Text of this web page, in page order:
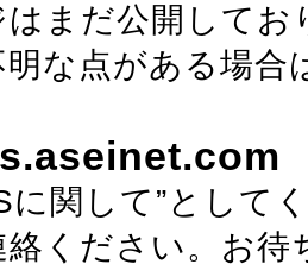
はまだ公開してお
な点がある場
に関して”として
絡ください。お待